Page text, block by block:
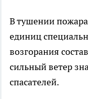
В тушении пожара
единиц
возгорания
сильный ветер
спасателей.